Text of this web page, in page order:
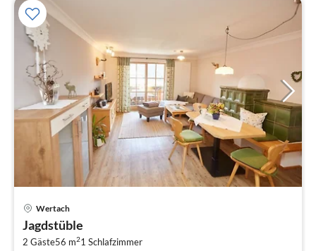
Wertach
Jagdstüble
2 Gäste56 m21 Schlafzimmer